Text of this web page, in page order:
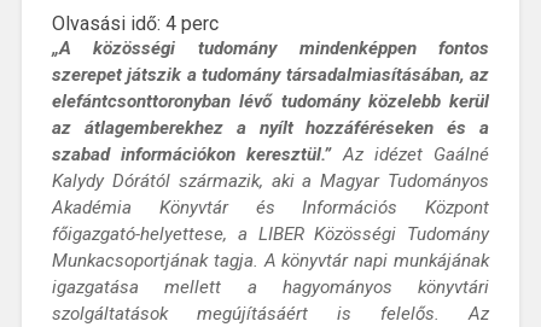
Olvasási idő: 4 perc
„A közösségi tudomány mindenképpen fontos
szerepet játszik a tudomány társadalmiasításában, az
elefántcsonttoronyban lévő tudomány közelebb kerül
az átlagemberekhez a nyílt hozzáféréseken és a
szabad információkon keresztül.” Az idézet Gaálné
Kalydy Dórától származik, aki a Magyar Tudományos
Akadémia Könyvtár és Információs Központ
főigazgató-helyettese, a LIBER Közösségi Tudomány
Munkacsoportjának tagja. A könyvtár napi munkájának
igazgatása mellett a hagyományos könyvtári
szolgáltatások megújításáért is felelős. Az